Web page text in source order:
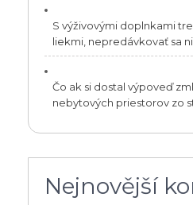
S výživovými doplnkami
liekmi, nepredávkovať sa
Čo ak si dostal výpoveď
nebytových priestorov zo
Nejnovější